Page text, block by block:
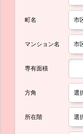
町名
マンション名
専有面積
方角
所在階